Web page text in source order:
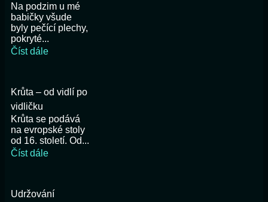
Na podzim u mé
babičky všude
byly pečící plechy,
pokryté...
Číst dále
Krůta – od vidlí po
vidličku
Krůta se podává
na evropské stoly
od 16. století. Od...
Číst dále
Udržování